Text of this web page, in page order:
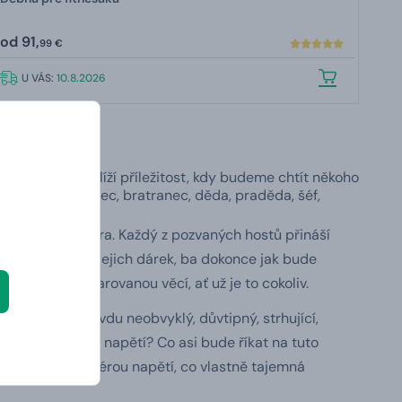
od 91,99 €
U VÁS: 10.8.2026
tím rychleji
blíží příležitost, kdy budeme chtít někoho
synovec, bratranec, děda, praděda, šéf,
atmosféra. Každý z pozvaných hostů přináší
právě na jejich dárek, ba dokonce jak bude
nepohrdne darovanou věcí, ať už je to cokoliv.
přinese opravdu neobvyklý, důvtipný, strhující,
trhu. Cítíte to napětí? Co asi bude říkat na tuto
a atmosférou napětí, co vlastně tajemná